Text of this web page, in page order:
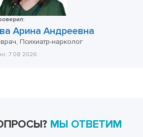
Арина Андреевна
Психиатр-нарколог
7 08 2026
МЫ ОТВЕТИМ